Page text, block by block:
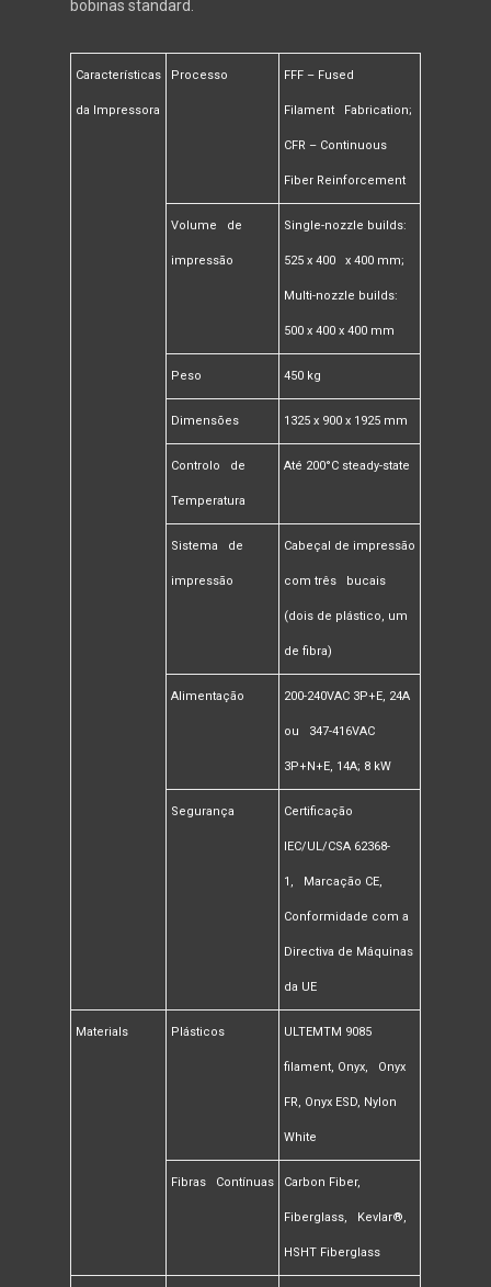
bobinas standard.
Características
da Impressora
Processo FFF – Fused
Filament Fabrication;
CFR – Continuous
Fiber Reinforcement
Volume de
impressão
Single-nozzle builds:
525 x 400 x 400 mm;
Multi-nozzle builds:
500 x 400 x 400 mm
Peso 450 kg
Dimensões 1325 x 900 x 1925 mm
Controlo de
Temperatura
Até 200°C steady-state
Sistema de
impressão
Cabeçal de impressão
com três bucais
(dois de plástico, um
de fibra)
Alimentação 200-240VAC 3P+E, 24A
ou 347-416VAC
3P+N+E, 14A; 8 kW
Segurança Certificação
IEC/UL/CSA 62368-
1, Marcação CE,
Conformidade com a
Directiva de Máquinas
da UE
Materials Plásticos ULTEMTM 9085
filament, Onyx, Onyx
FR, Onyx ESD, Nylon
White
Fibras Contínuas Carbon Fiber,
Fiberglass, Kevlar®,
HSHT Fiberglass